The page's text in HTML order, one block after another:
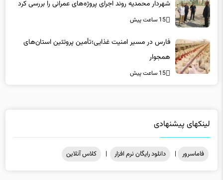
شهردار محمدیه روند اجرای پروژه‌های عمرانی را بررسی کرد
15 ساعت پیش
فارس در مسیر امنیت غذایی؛تأمین‌ پروتئین استان‌های
همجوار
15 ساعت پیش
لینکهای پیشنهادی
فاماسرور | دانلود رایگان نرم افزار | کلاس آنلاین